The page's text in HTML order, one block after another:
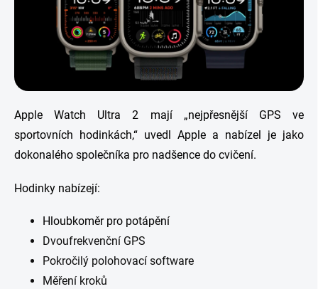
Apple Watch Ultra 2 mají „nejpřesnější GPS ve
sportovních hodinkách,“ uvedl Apple a nabízel je jako
dokonalého společníka pro nadšence do cvičení.
Hodinky nabízejí:
Hloubkoměr pro potápění
Dvoufrekvenční GPS
Pokročilý polohovací software
Měření kroků